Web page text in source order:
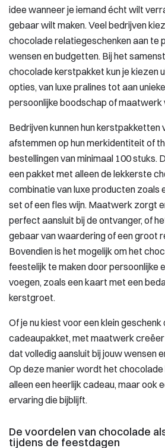
idee wanneer je iemand écht wilt
gebaar wilt maken. Veel bedrijven
chocolade relatiegeschenken aan te
wensen en budgetten. Bij het
chocolade kerstpakket kun je kiezen
opties, van luxe pralines tot aan
persoonlijke boodschap of maatwerk
Bedrijven kunnen hun kerstpakketten
afstemmen op hun merkidentiteit of
bestellingen van minimaal 100 stuks.
een pakket met alleen de lekkerste
combinatie van luxe producten zoals
set of een fles wijn. Maatwerk zorgt
perfect aansluit bij de ontvanger, of
gebaar van waardering of een groot
Bovendien is het mogelijk om het
feestelijk te maken door persoonlijke
voegen, zoals een kaart met een
kerstgroet.
Of je nu kiest voor een klein
cadeaupakket, met maatwerk
dat volledig aansluit bij jouw wensen
Op deze manier wordt het
alleen een heerlijk cadeau, maar ook
ervaring die bijblijft.
De voordelen van chocolade
tijdens de feestdagen